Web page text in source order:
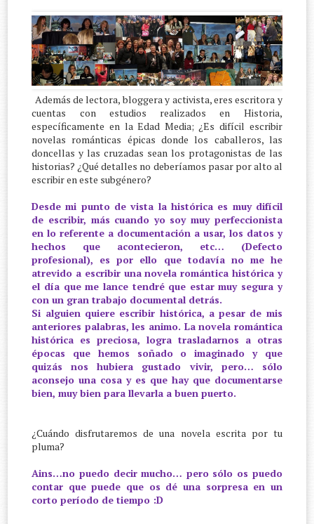
Además de lectora, bloggera y activista, eres escritora y
cuentas con estudios realizados en Historia,
específicamente en la Edad Media; ¿Es difícil escribir
novelas románticas épicas donde los caballeros, las
doncellas y las cruzadas sean los protagonistas de las
historias? ¿Qué detalles no deberíamos pasar por alto al
escribir en este subgénero?
Desde mi punto de vista la histórica es muy difícil
de escribir, más cuando yo soy muy perfeccionista
en lo referente a documentación a usar, los datos y
hechos que acontecieron, etc… (Defecto
profesional), es por ello que todavía no me he
atrevido a escribir una novela romántica histórica y
el día que me lance tendré que estar muy segura y
con un gran trabajo documental detrás.
Si alguien quiere escribir histórica, a pesar de mis
anteriores palabras, les animo. La novela romántica
histórica es preciosa, logra trasladarnos a otras
épocas que hemos soñado o imaginado y que
quizás nos hubiera gustado vivir, pero… sólo
aconsejo una cosa y es que hay que documentarse
bien, muy bien para llevarla a buen puerto.
¿Cuándo disfrutaremos de una novela escrita por tu
pluma?
Ains…no puedo decir mucho… pero sólo os puedo
contar que puede que os dé una sorpresa en un
corto período de tiempo :D